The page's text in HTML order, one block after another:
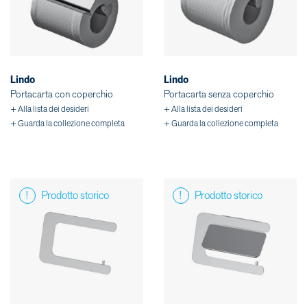
Lindo
Portacarta con coperchio
+ Alla lista dei desideri
+ Guarda la collezione completa
Lindo
Portacarta senza coperchio
+ Alla lista dei desideri
+ Guarda la collezione completa
Prodotto storico Prodotto storico